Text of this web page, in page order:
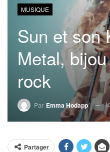
MUSIQUE
Sun et son
Metal,
rock
Par Emma Hodapp
Partager